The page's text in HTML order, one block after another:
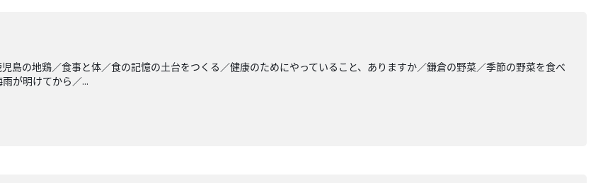
島の地鶏／食事と体／食の記憶の土台をつくる／健康のためにやっていること、ありますか／鎌倉の野菜／季節の野菜を食べ
が明けてから／...